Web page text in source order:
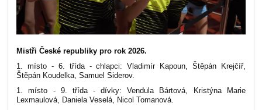
Mistři České republiky pro rok 2026.
1. místo - 6. třída - chlapci: Vladimír Kapoun, Štěpán Krejčíř,
Štěpán Koudelka, Samuel Siderov.
1. místo - 9. třída - dívky: Vendula Bártová, Kristýna Marie
Lexmaulová, Daniela Veselá, Nicol Tomanová.